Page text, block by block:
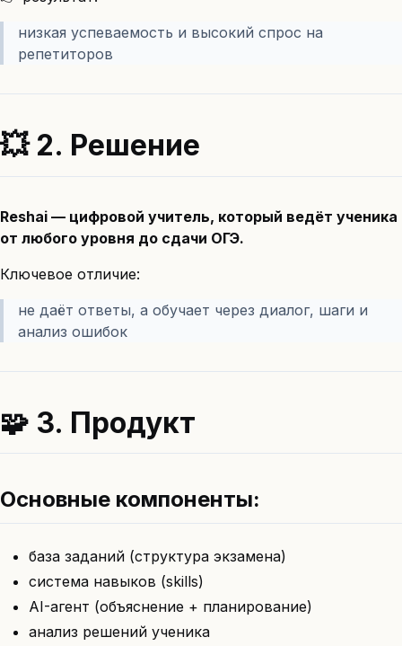
низкая успеваемость и высокий спрос на
репетиторов
💥 2. Решение
Reshai — цифровой учитель, который ведёт ученика
от любого уровня до сдачи ОГЭ.
Ключевое отличие:
не даёт ответы, а обучает через диалог, шаги и
анализ ошибок
🧩 3. Продукт
Основные компоненты:
база заданий (структура экзамена)
система навыков (skills)
AI-агент (объяснение + планирование)
анализ решений ученика